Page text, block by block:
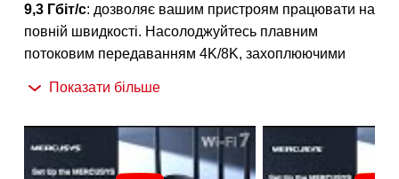
9,3 Гбіт/с: дозволяє вашим пристроям працювати на
повній швидкості. Насолоджуйтесь плавним
потоковим передаванням 4K/8K, захоплюючими
QAM, MLO, діапазоном 6 ГГц та іншими функціями,
які пропонує WiFi 7, ваша мережа буде працювати з
Показати більше